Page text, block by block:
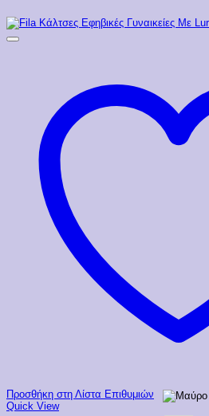
Προσθήκη στη Λίστα Επιθυμιών
Quick View